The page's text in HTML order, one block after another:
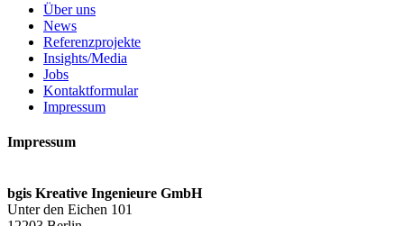
Über uns
News
Referenzprojekte
Insights/Media
Jobs
Kontaktformular
Impressum
Impressum
bgis Kreative Ingenieure GmbH
Unter den Eichen 101